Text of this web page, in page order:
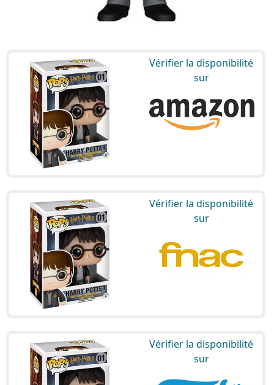
Vérifier la disponibilité
sur
Vérifier la disponibilité
sur
Vérifier la disponibilité
sur